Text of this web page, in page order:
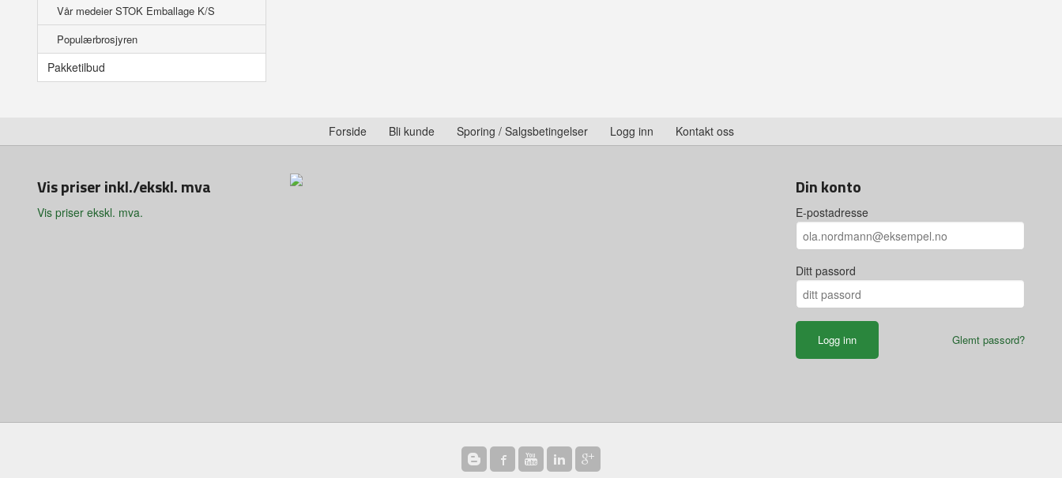
Vår medeier STOK Emballage K/S
Populærbrosjyren
Pakketilbud
Forside Bli kunde Sporing / Salgsbetingelser Logg inn Kontakt oss
Vis priser inkl./ekskl. mva
Vis priser ekskl. mva.
Din konto
E-postadresse
Ditt passord
Glemt passord?